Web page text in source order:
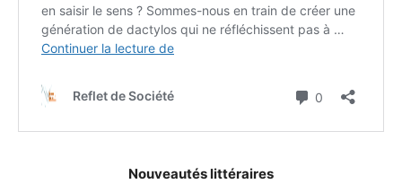
Nouveautés littéraires